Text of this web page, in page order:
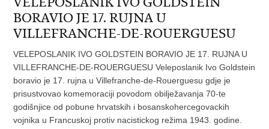
BORAVIO JE 17. RUJNA U
VILLEFRANCHE-DE-ROUERGUESU
VELEPOSLANIK IVO GOLDSTEIN BORAVIO JE 17. RUJNA U
VILLEFRANCHE-DE-ROUERGUESU Veleposlanik Ivo Goldstein
boravio je 17. rujna u Villefranche-de-Rouerguesu gdje je
prisustvovao komemoraciji povodom obilježavanja 70-te
godišnjice od pobune hrvatskih i bosanskohercegovackih
vojnika u Francuskoj protiv nacistickog režima 1943. godine.